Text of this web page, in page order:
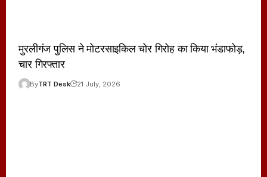
मुरलीगंज पुलिस ने मोटरसाइकिल चोर गिरोह का किया भंडाफोड़,
चार गिरफ्तार
ByTRT Desk 21 July, 2026